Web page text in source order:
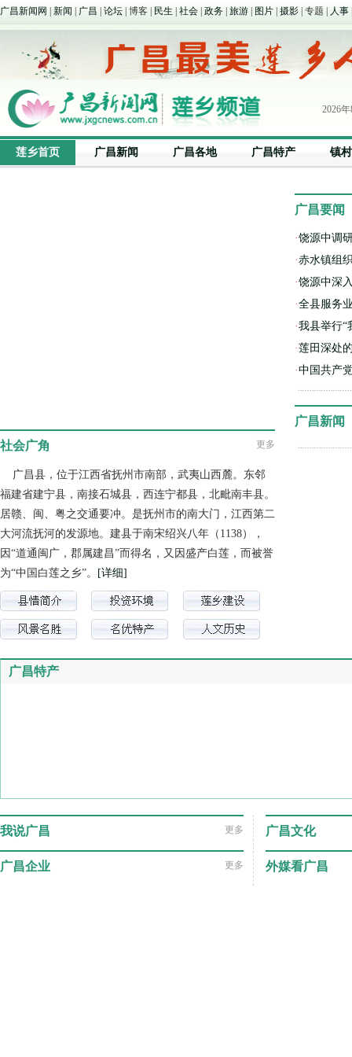
广昌新闻网 新闻 广昌 论坛 | 博客 | 民生 社会 政务 旅游 图片 摄影 | 专题 | 人事
2026
晚
莲乡首页 广昌新闻 广昌各地 广昌特产 镇
更多
社会广角
广昌县，位于江西省抚州市南部，武夷山西麓。东邻
福建省建宁县，南接石城县，西连宁都县，北毗南丰县。
居赣、闽、粤之交通要冲。是抚州市的南大门，江西第二
大河流抚河的发源地。建县于南宋绍兴八年（1138），
因“道通闽广，郡属建昌”而得名，又因盛产白莲，而被誉
为“中国白莲之乡”。
[详细]
广昌要闻
·饶源中调
·赤水镇组
·饶源中深
·全县服务
·我县举行“
·莲田深处
·中国共产
广昌新闻
广昌特产
更多
我说广昌
更多
广昌企业
广昌文化
外媒看广昌